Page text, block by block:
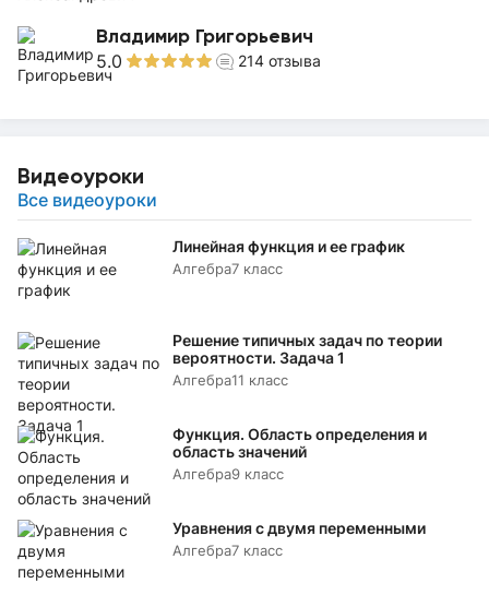
Владимир Григорьевич
5.0 214 отзыва
Видеоуроки
Все видеоуроки
Линейная функция и ее график
Алгебра7 класс
Решение типичных задач по теории
вероятности. Задача 1
Алгебра11 класс
Функция. Область определения и
область значений
Алгебра9 класс
Уравнения с двумя переменными
Алгебра7 класс